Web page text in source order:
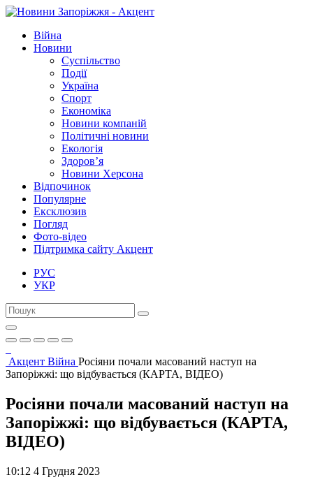
Війна
Новини
Суспільство
Події
Україна
Спорт
Економіка
Новини компаній
Політичні новини
Екологія
Здоров’я
Новини Херсона
Відпочинок
Популярне
Ексклюзив
Погляд
Фото-відео
Підтримка сайту Акцент
РУС
УКР
Акцент Війна Росіяни почали масований наступ на
Запоріжжі: що відбувається (КАРТА, ВІДЕО)
Росіяни почали масований наступ на
Запоріжжі: що відбувається (КАРТА,
ВІДЕО)
10:12 4 Грудня 2023